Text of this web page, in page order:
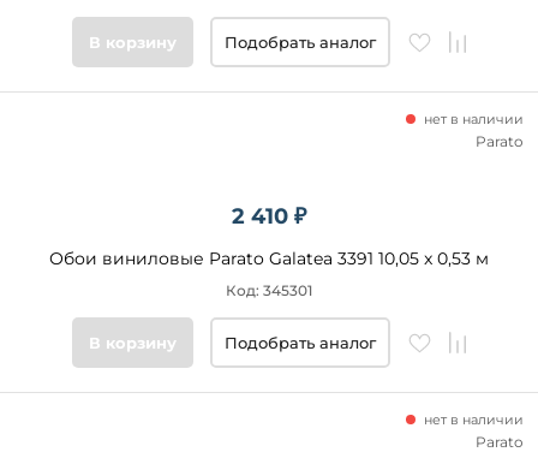
В корзину Подобрать аналог
2 410 ₽
Обои виниловые Parato Galatea 3391 10,05 x 0,53 м
нет в наличии
Код: 345301
Parato
В корзину Подобрать аналог
нет в наличии
Parato